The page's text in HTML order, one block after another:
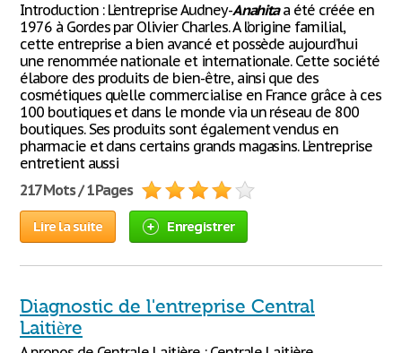
Introduction : L’entreprise Audney-Anahitaa été créée en
1976 à Gordes par Olivier Charles. A l’origine familial,
cette entreprise a bien avancé et possède aujourd’hui
une renommée nationale et internationale. Cette société
élabore des produits de bien-être, ainsi que des
cosmétiques qu’elle commercialise en France grâce à ces
100 boutiques et dans le monde via un réseau de 800
boutiques. Ses produits sont également vendus en
pharmacie et dans certains grands magasins. L’entreprise
entretient aussi
217 Mots / 1 Pages
Lire la suite Enregistrer
Diagnostic de l'entreprise Central
Laitière